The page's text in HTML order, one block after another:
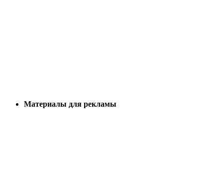
Материалы для рекламы